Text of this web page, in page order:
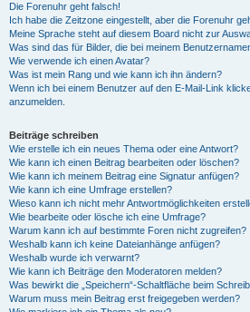
Die Forenuhr geht falsch!
Ich habe die Zeitzone eingestellt, aber die Forenuhr
Meine Sprache steht auf diesem Board nicht zur
Was sind das für Bilder, die bei meinem
Wie verwende ich einen Avatar?
Was ist mein Rang und wie kann ich ihn ändern?
Wenn ich bei einem Benutzer auf den E-Mail-Link
anzumelden.
Beiträge schreiben
Wie erstelle ich ein neues Thema oder eine Antwort?
Wie kann ich einen Beitrag bearbeiten oder löschen?
Wie kann ich meinem Beitrag eine Signatur anfügen?
Wie kann ich eine Umfrage erstellen?
Wieso kann ich nicht mehr Antwortmöglichkeiten
Wie bearbeite oder lösche ich eine Umfrage?
Warum kann ich auf bestimmte Foren nicht zugreifen?
Weshalb kann ich keine Dateianhänge anfügen?
Weshalb wurde ich verwarnt?
Wie kann ich Beiträge den Moderatoren melden?
Was bewirkt die „Speichern“-Schaltfläche beim
Warum muss mein Beitrag erst freigegeben werden?